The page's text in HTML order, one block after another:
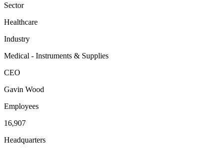
Sector
Healthcare
Industry
Medical - Instruments & Supplies
CEO
Gavin Wood
Employees
16,907
Headquarters